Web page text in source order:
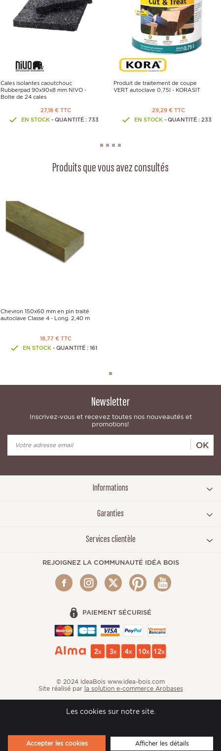
Cales isolantes caoutchouc
Rubberpad 90x90x8 mm NIVO -
Boîte de 24 cales
27,18 € TTC
EN STOCK - QUANTITÉ : 733
Produit de traitement de coupe
VERT autoclave 0,75l - KORASIT
29,29 € TTC
EN STOCK - QUANTITÉ : 233
Produits que vous avez consultés
Chevron 150x60 mm en pin traité
autoclave Classe 4 - Long. 2,40 m
18,77 € TTC
EN STOCK - QUANTITÉ : 161
Newsletter
Inscrivez-vous et recevez toutes nos nouveautés et
promotions!
OK
Informations
Garanties
Services clientèle
REJOIGNEZ LA COMMUNAUTÉ IDÉA BOIS
PAIEMENT SÉCURISÉ
© 2024 IdeaBois www.idea-bois.com
Site réalisé par la solution e-commerce Arobases
Les cookies sur notre site.
Accepter les cookies Afficher les détails